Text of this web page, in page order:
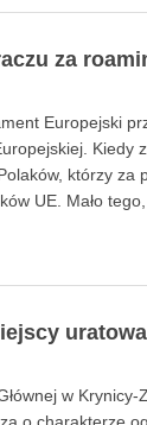
za
Europejski
Kiedy
którzy za
UE. Mało
w